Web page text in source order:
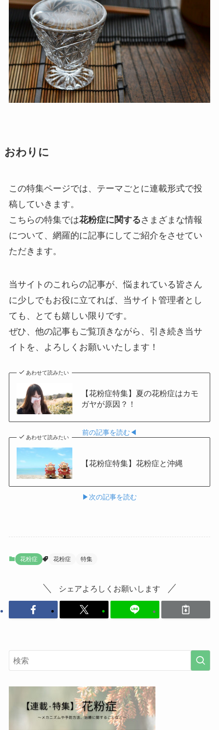
おわりに
この特集ページでは、テーマごとに連載形式で投
稿していきます。
こちらの特集では花粉症に関するさまざまな情報
について、網羅的に記事にしてご紹介をさせてい
ただきます。
当サイトのこれらの記事が、悩まれている皆さん
に少しでもお役に立てれば、当サイト管理者とし
ても、とても嬉しい限りです。
ぜひ、他の記事もご覧頂きながら、引き続き当サ
イトを、よろしくお願いいたします！
あわせて読みたい
【花粉症特集】夏の花粉症はカモ
ガヤが原因？！
前の記事を読む◀︎
あわせて読みたい
【花粉症特集】花粉症と沖縄
▶︎次の記事を読む
花粉症 花粉症 特集
シェアよろしくお願いします